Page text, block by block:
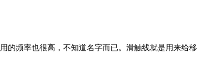
的频率也很高，不知道名字而已。滑触线就是用来给移